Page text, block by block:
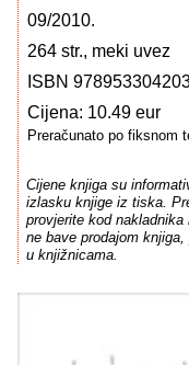
09/2010.
264 str., meki uvez
ISBN
Cijena: 10.49 eur
Preračunato po fiksnom
Cijene knjiga su
izlasku knjige iz tiska.
provjerite kod
ne bave prodajom
u knjižnicama.